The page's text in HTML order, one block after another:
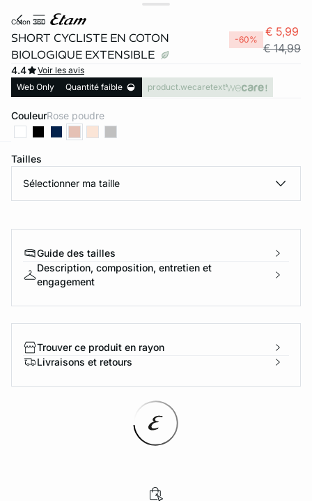
coton 360
SHORT CYCLISTE EN COTON
BIOLOGIQUE EXTENSIBLE
-60%
€ 5,99
€ 14,99
4.4
Voir les avis
Web Only
Quantité faible product.wecaretext
Couleur rose poudre
Tailles
Sélectionner ma taille
Guide des tailles
Description, composition, entretien et
engagement
Trouver ce produit en rayon
Livraisons et retours